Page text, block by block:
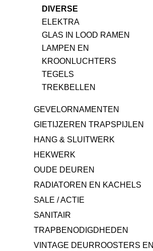
DIVERSE
ELEKTRA
GLAS IN LOOD RAMEN
LAMPEN EN
KROONLUCHTERS
TEGELS
TREKBELLEN
GEVELORNAMENTEN
GIETIJZEREN TRAPSPIJLEN
HANG & SLUITWERK
HEKWERK
OUDE DEUREN
RADIATOREN EN KACHELS
SALE / ACTIE
SANITAIR
TRAPBENODIGDHEDEN
VINTAGE DEURROOSTERS EN